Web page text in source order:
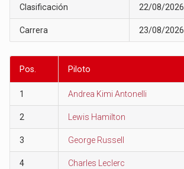
Clasificación 22/08/2026
Carrera 23/08/2026
Pos. Piloto
1 Andrea Kimi Antonelli
2 Lewis Hamilton
3 George Russell
4 Charles Leclerc